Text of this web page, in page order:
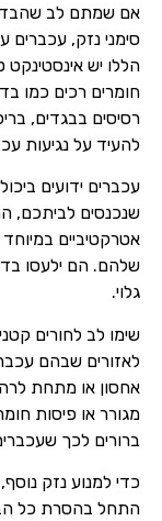
אם שמתם לב
סימני נזק, עכברים
הללו יש
חומרים רכים כמו
רסיסים בבגדים,
להעיד על נגיעות
עכברים ידועים
שנכנסים לביתכם,
אטרקטיביים
שלהם. הם ילעסו
גלוי.
שימו לב לחורים
לאזורים שבהם
אחסון או מתחת
מגורר או פיסות
ברורים לכך
כדי למנוע נזק
התחל בהסרת כל